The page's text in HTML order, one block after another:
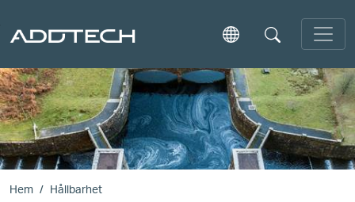
Skip to main content
Hem Hållbarhet